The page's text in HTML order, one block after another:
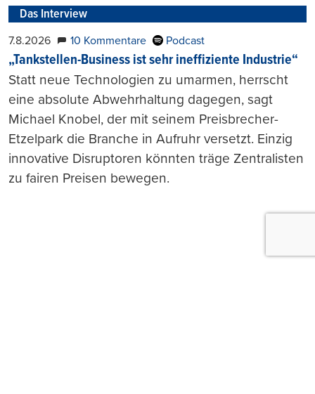
Das Interview
7.8.2026 10 Kommentare Podcast
„Tankstellen-Business ist sehr ineffiziente Industrie“
Statt neue Technologien zu umarmen, herrscht
eine absolute Abwehrhaltung dagegen, sagt
Michael Knobel, der mit seinem Preisbrecher-
Etzelpark die Branche in Aufruhr versetzt. Einzig
innovative Disruptoren könnten träge Zentralisten
zu fairen Preisen bewegen.